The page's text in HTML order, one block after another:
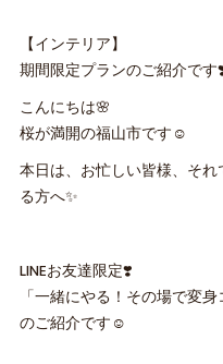
【インテリア】
期間限定プランのご紹介です
こんにちは🌸
桜が満開の福山市です☺️
本日は、お忙しい皆様、そ
る方へ✨
LINEお友達限定❣️
「一緒にやる！その場で変
のご紹介です☺️